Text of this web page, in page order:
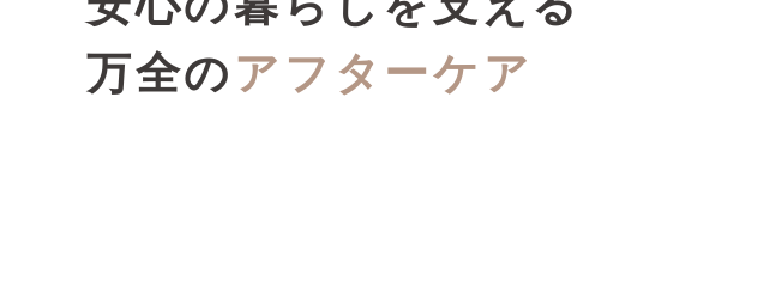
万全の アフターケア